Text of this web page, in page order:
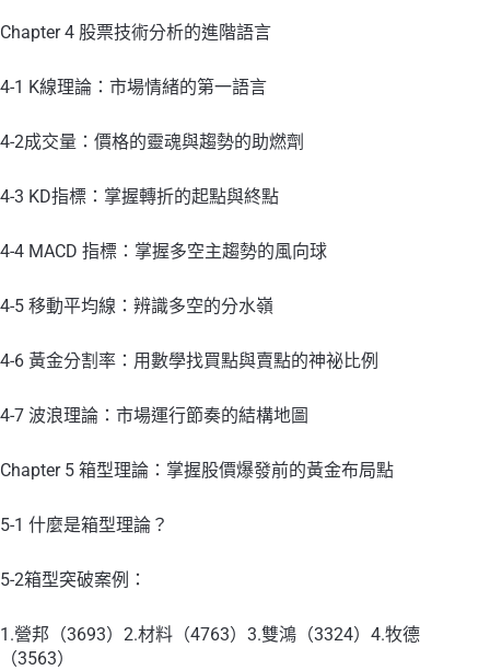
Chapter 4 股票技術分析的進階語言
4-1 K線理論：市場情緒的第一語言
4-2成交量：價格的靈魂與趨勢的助燃劑
4-3 KD指標：掌握轉折的起點與終點
4-4 MACD 指標：掌握多空主趨勢的風向球
4-5 移動平均線：辨識多空的分水嶺
4-6 黃金分割率：用數學找買點與賣點的神祕比例
4-7 波浪理論：市場運行節奏的結構地圖
Chapter 5 箱型理論：掌握股價爆發前的黃金布局點
5-1 什麼是箱型理論？
5-2箱型突破案例：
1.營邦（3693）2.材料（4763）3.雙鴻（3324）4.牧德
（3563）